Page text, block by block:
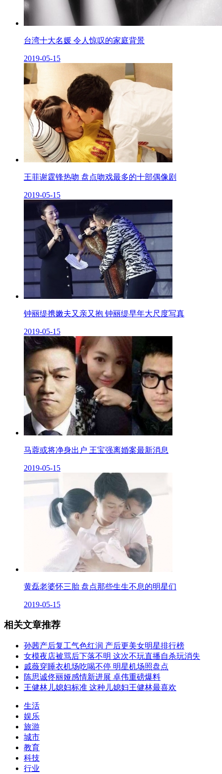
台湾十大名媛 令人惊叹的家庭背景
2019-05-15
王菲谢霆锋热吻 盘点吻戏最多的十部偶像剧
2019-05-15
钟丽缇携嫩夫又亲又抱 钟丽缇早年大尺度写真
2019-05-15
马蓉或将净身出户 王宝强离婚案最新消息
2019-05-15
黄磊老婆怀三胎 盘点那些生生不息的明星们
2019-05-15
相关文章推荐
孙茜产后复工气色红润 产后更美女明星排行榜
女模夜店被骂后下落不明 这次不玩直播自杀玩消失
戚薇穿睡衣机场吃喝不停 明星机场照盘点
陈思诚佟丽娅感情新进展 卓伟重磅爆料
王健林儿媳妇标准 这种儿媳妇王健林最喜欢
生活
娱乐
旅游
城市
教育
科技
行业